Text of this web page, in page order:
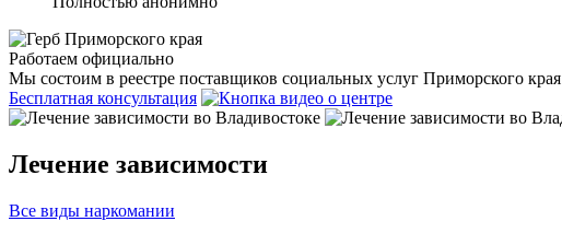
Работаем официально
Мы состоим в реестре поставщиков социальных услуг Приморского края
Бесплатная консультация
Лечение зависимости
Все виды наркомании